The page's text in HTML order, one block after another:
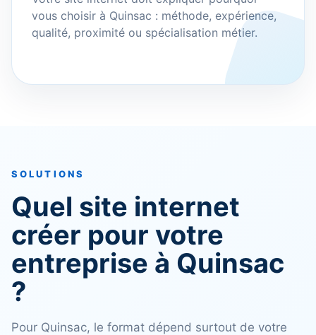
vous choisir à Quinsac : méthode, expérience,
qualité, proximité ou spécialisation métier.
SOLUTIONS
Quel site internet
créer pour votre
entreprise à Quinsac
?
Pour Quinsac, le format dépend surtout de votre